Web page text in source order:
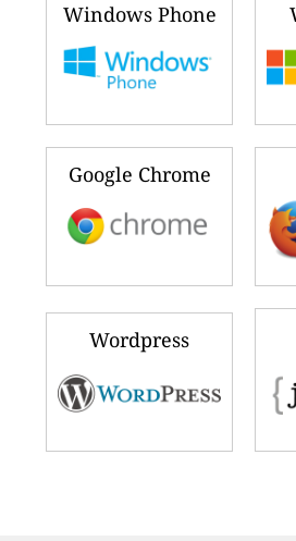
Windows Phone
Google Chrome
Wordpress